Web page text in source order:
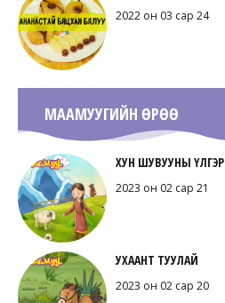
2022 он 03 сар 24
МААМУУГИЙН ӨРӨӨ
ХУН ШУВУУНЫ ҮЛГЭР
2023 он 02 сар 21
УХААНТ ТУУЛАЙ
2023 он 02 сар 20